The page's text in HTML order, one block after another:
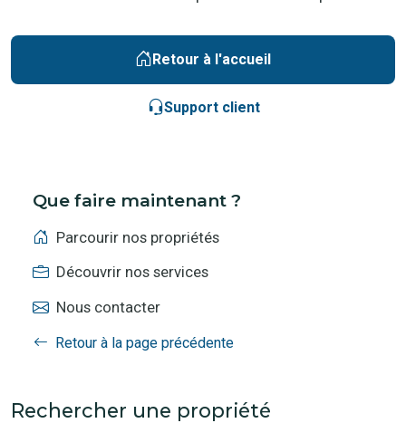
Retour à l'accueil
Support client
Que faire maintenant ?
Parcourir nos propriétés
Découvrir nos services
Nous contacter
Retour à la page précédente
Rechercher une propriété